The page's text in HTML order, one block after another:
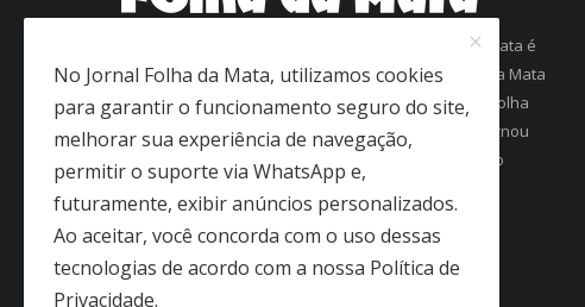
Com mais de 60 anos de história, o jornal Folha da Mata é
uma referência em informação na região da Zona da Mata
Mineira. Fundado em 1963 como Folha de Viçosa, o Folha
da Mata conquistou a confiança dos leitores e se tornou
um dos jornais mais antigos em circulação regular no
interior de Minas Gerais.
No Jornal Folha da Mata, utilizamos cookies
para garantir o funcionamento seguro do site,
melhorar sua experiência de navegação,
permitir o suporte via WhatsApp e,
futuramente, exibir anúncios personalizados.
Ao aceitar, você concorda com o uso dessas
tecnologias de acordo com a nossa Política de
Privacidade.